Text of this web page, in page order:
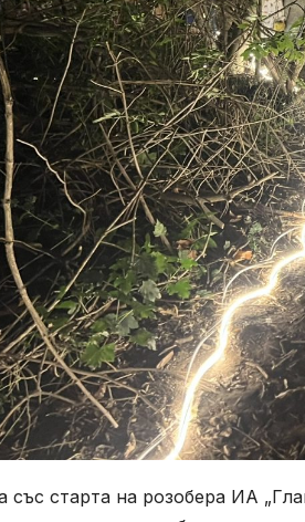
със старта на розобера ИА